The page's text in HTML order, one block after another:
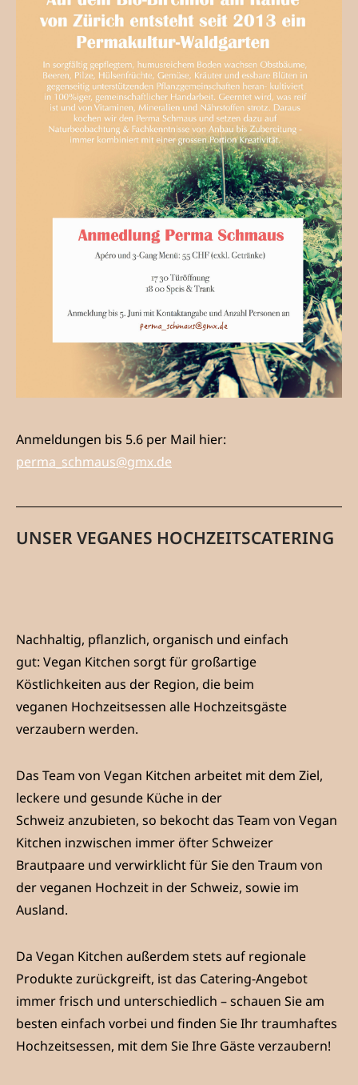
Anmeldungen bis 5.6 per Mail hier:
perma_schmaus@gmx.de
UNSER VEGANES HOCHZEITSCATERING
Nachhaltig, pflanzlich, organisch und einfach
gut: Vegan Kitchen sorgt für großartige
Köstlichkeiten aus der Region, die beim
veganen Hochzeitsessen alle Hochzeitsgäste
verzaubern werden.
Das Team von Vegan Kitchen arbeitet mit dem Ziel,
leckere und gesunde Küche in der
Schweiz anzubieten, so bekocht das Team von Vegan
Kitchen inzwischen immer öfter Schweizer
Brautpaare und verwirklicht für Sie den Traum von
derveganen Hochzeit in der Schweiz, sowie im
Ausland.
Da Vegan Kitchen außerdem stets auf regionale
Produkte zurückgreift, ist das Catering-Angebot
immer frisch und unterschiedlich – schauen Sie am
besten einfach vorbei und finden Sie Ihr traumhaftes
Hochzeitsessen, mit dem Sie Ihre Gäste verzaubern!